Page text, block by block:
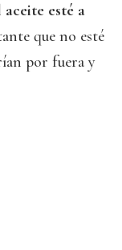
esté a
que no esté
por fuera y